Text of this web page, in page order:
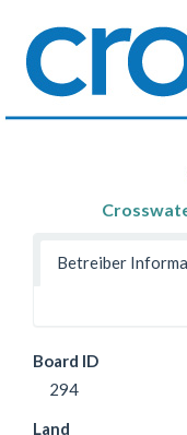
Betreiber
Board ID
294
Land